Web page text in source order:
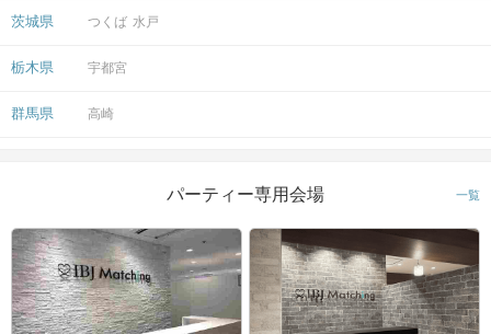
時間
ます。
持ち物
スマートフォン・顔写真付きの身分証
（運転免許証、マイナンバーカード、
パスポートなど）
茨城県 つくば 水戸
栃木県 宇都宮
群馬県 高崎
パーティー専用会場 一覧